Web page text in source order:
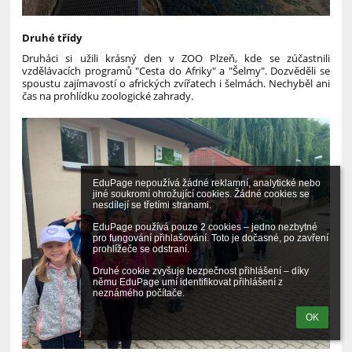
EduPage nepoužívá žádné reklamní, analytické nebo
jiné soukromí ohrožující cookies. Žádné cookies se
nesdílejí se třetími stranami.
EduPage používá pouze 2 cookies – jedno nezbytné
pro fungování přihlašování. Toto je dočasné, po zavření
prohlížeče se odstraní.
Druhé cookie zvyšuje bezpečnost přihlášení – díky
němu EduPage umí identifikovat přihlášení z
neznámého počítače.
OK
Druhé třídy
Druháci si užili krásný den v ZOO Plzeň, kde se zúčastnili
vzdělávacích programů "Cesta do Afriky" a "Šelmy". Dozvěděli se
spoustu zajímavostí o afrických zvířatech i šelmách. Nechyběl ani
čas na prohlídku zoologické zahrady.